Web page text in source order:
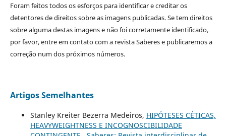
Foram feitos todos os esforços para identificar e creditar os
detentores de direitos sobre as imagens publicadas. Se tem direitos
sobre alguma destas imagens e não foi corretamente identificado,
por favor, entre em contato com a revista Saberes e publicaremos a
correção num dos próximos números.
Artigos Semelhantes
Stanley Kreiter Bezerra Medeiros, HIPÓTESES CÉTICAS,
HEAVYWEIGHTNESS E INCOGNOSCIBILIDADE